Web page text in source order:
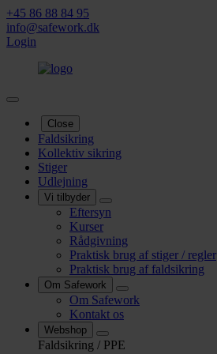
+45 86 88 84 95
info@safework.dk
Login
Close
Faldsikring
Kollektiv sikring
Stiger
Udlejning
Vi tilbyder
Eftersyn
Kurser
Rådgivning
Praktisk brug af stiger / regler
Praktisk brug af faldsikring
Om Safework
Om Safework
Kontakt os
Webshop
Faldsikring / PPE